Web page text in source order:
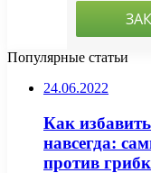
Популярные статьи
24.06.2022
Как
навсегда:
против